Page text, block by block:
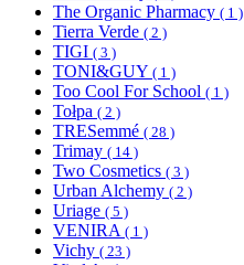
The Organic Pharmacy ( 1 )
Tierra Verde ( 2 )
TIGI ( 3 )
TONI&GUY ( 1 )
Too Cool For School ( 1 )
Tołpa ( 2 )
TRESemmé ( 28 )
Trimay ( 14 )
Two Cosmetics ( 3 )
Urban Alchemy ( 2 )
Uriage ( 5 )
VENIRA ( 1 )
Vichy ( 23 )